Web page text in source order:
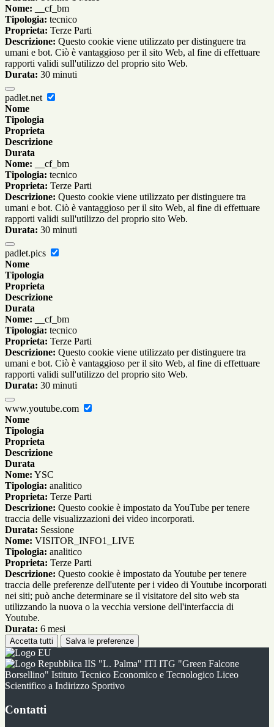
Nome: __cf_bm
Tipologia: tecnico
Proprieta: Terze Parti
Descrizione: Questo cookie viene utilizzato per distinguere tra
umani e bot. Ciò è vantaggioso per il sito Web, al fine di effettuare
rapporti validi sull'utilizzo del proprio sito Web.
Durata: 30 minuti
padlet.net
Nome
Tipologia
Proprieta
Descrizione
Durata
Nome: __cf_bm
Tipologia: tecnico
Proprieta: Terze Parti
Descrizione: Questo cookie viene utilizzato per distinguere tra
umani e bot. Ciò è vantaggioso per il sito Web, al fine di effettuare
rapporti validi sull'utilizzo del proprio sito Web.
Durata: 30 minuti
padlet.pics
Nome
Tipologia
Proprieta
Descrizione
Durata
Nome: __cf_bm
Tipologia: tecnico
Proprieta: Terze Parti
Descrizione: Questo cookie viene utilizzato per distinguere tra
umani e bot. Ciò è vantaggioso per il sito Web, al fine di effettuare
rapporti validi sull'utilizzo del proprio sito Web.
Durata: 30 minuti
www.youtube.com
Nome
Tipologia
Proprieta
Descrizione
Durata
Nome: YSC
Tipologia: analitico
Proprieta: Terze Parti
Descrizione: Questo cookie è impostato da YouTube per tenere
traccia delle visualizzazioni dei video incorporati.
Durata: Sessione
Nome: VISITOR_INFO1_LIVE
Tipologia: analitico
Proprieta: Terze Parti
Descrizione: Questo cookie è impostato da Youtube per tenere
traccia delle preferenze dell'utente per i video di Youtube incorporati
nei siti; può anche determinare se il visitatore del sito web sta
utilizzando la nuova o la vecchia versione dell'interfaccia di
Youtube.
Durata: 6 mesi
Accetta tutti Salva le preferenze
IIS "L. Palma" ITI ITG "Green Falcone
Borsellino" Istituto Tecnico Economico e Tecnologico Liceo
Scientifico a Indirizzo Sportivo
Contatti